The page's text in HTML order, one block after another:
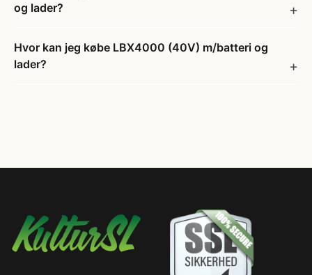
og lader?
Hvor kan jeg købe LBX4000 (40V) m/batteri og
lader?